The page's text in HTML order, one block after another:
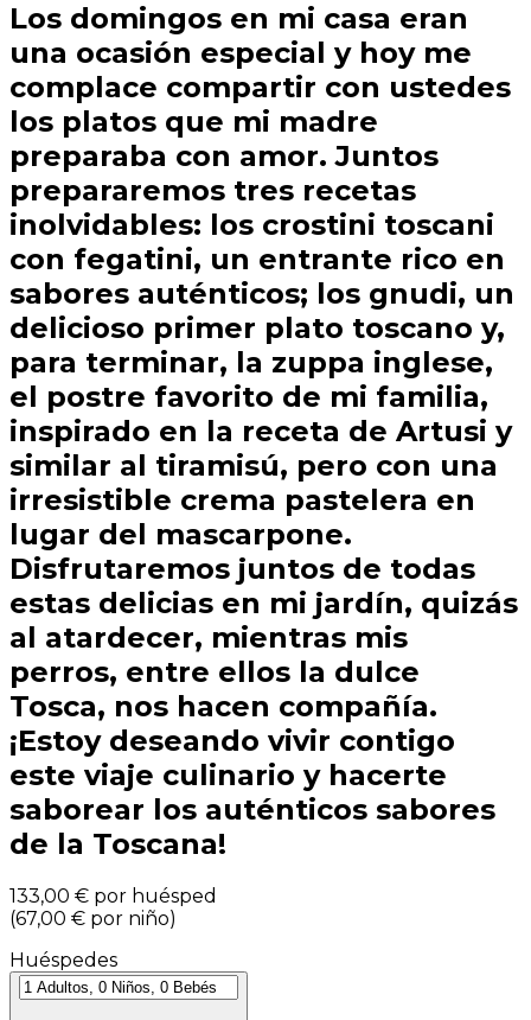
Los domingos en mi casa eran
una ocasión especial y hoy me
complace compartir con ustedes
los platos que mi madre
preparaba con amor. Juntos
prepararemos tres recetas
inolvidables: los crostini toscani
con fegatini, un entrante rico en
sabores auténticos; los gnudi, un
delicioso primer plato toscano y,
para terminar, la zuppa inglese,
el postre favorito de mi familia,
inspirado en la receta de Artusi y
similar al tiramisú, pero con una
irresistible crema pastelera en
lugar del mascarpone.
Disfrutaremos juntos de todas
estas delicias en mi jardín, quizás
al atardecer, mientras mis
perros, entre ellos la dulce
Tosca, nos hacen compañía.
¡Estoy deseando vivir contigo
este viaje culinario y hacerte
saborear los auténticos sabores
de la Toscana!
133,00 € por huésped
(67,00 € por niño)
Huéspedes